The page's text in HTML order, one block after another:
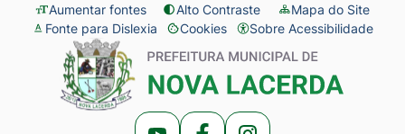
Seção
de
atalhos
Ir
para
conteúdo
Aumentar fontes Alto Contraste
Mapa do Site
Fonte para Dislexia
Cookies
Abrir
preferências
de
cookies
Sobre Acessibilidade
Seção
menu